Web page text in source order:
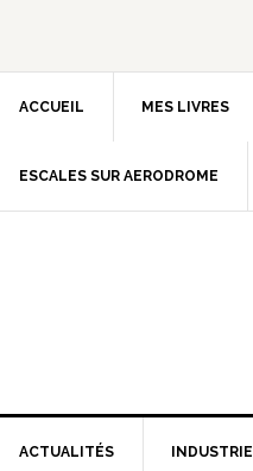
ACCUEIL MES LIVRES
ESCALES SUR AERODROME
ACTUALITÉS INDUSTRIE